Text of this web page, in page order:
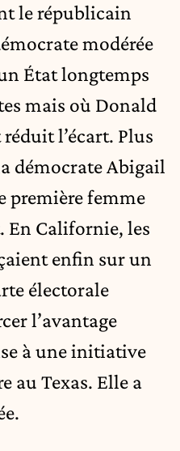
le républicain
modérée
État longtemps
mais où Donald
l’écart. Plus
démocrate Abigail
première femme
En Californie, les
enfin sur un
électorale
l’avantage
à une initiative
au Texas. Elle a